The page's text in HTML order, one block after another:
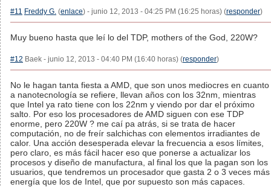
#11 Freddy G. (enlace) - junio 12, 2013 - 04:25 PM (16:25 horas) (responder)
Muy bueno hasta que leí lo del TDP, mothers of the God, 220W?
#12 Baek - junio 12, 2013 - 04:40 PM (16:40 horas) (responder)
No le hagan tanta fiesta a AMD, que son unos mediocres en cuanto
a nanotecnología se refiere, llevan años con los 32nm, mientras
que Intel ya rato tiene con los 22nm y viendo por dar el próximo
salto. Por eso los procesadores de AMD siguen con ese TDP
enorme, pero 220W ? me caí pa atrás, si se trata de hacer
computación, no de freír salchichas con elementos irradiantes de
calor. Una acción desesperada elevar la frecuencia a esos límites,
pero claro, es más fácil hacer eso que ponerse a actualizar los
procesos y diseño de manufactura, al final los que la pagan son los
usuarios, que tendremos un procesador que gasta 2 o 3 veces más
energía que los de Intel, que por supuesto son más capaces.